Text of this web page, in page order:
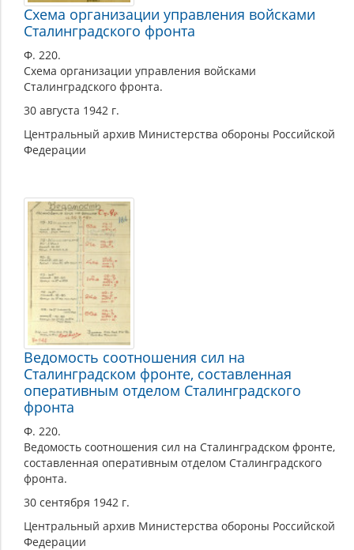
Схема организации управления войсками
Сталинградского фронта
Ф. 220.
Схема организации управления войсками
Сталинградского фронта.
30 августа 1942 г.
Центральный архив Министерства обороны Российской
Федерации
Ведомость соотношения сил на
Сталинградском фронте, составленная
оперативным отделом Сталинградского
фронта
Ф. 220.
Ведомость соотношения сил на Сталинградском фронте,
составленная оперативным отделом Сталинградского
фронта.
30 сентября 1942 г.
Центральный архив Министерства обороны Российской
Федерации